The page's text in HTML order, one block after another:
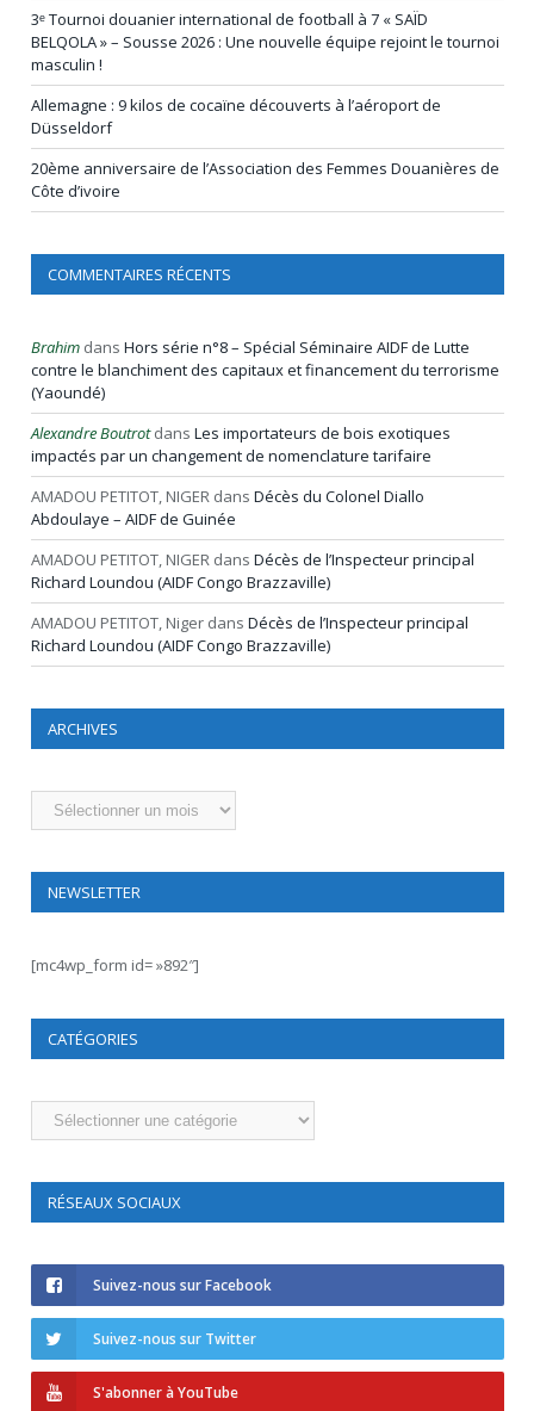
3ᵉ Tournoi douanier international de football à 7 « SAÏD
BELQOLA » – Sousse 2026 : Une nouvelle équipe rejoint le tournoi
masculin !
Allemagne : 9 kilos de cocaïne découverts à l’aéroport de
Düsseldorf
20ème anniversaire de l’Association des Femmes Douanières de
Côte d’ivoire
COMMENTAIRES RÉCENTS
Brahim dans Hors série n°8 – Spécial Séminaire AIDF de Lutte
contre le blanchiment des capitaux et financement du terrorisme
(Yaoundé)
Alexandre Boutrotdans Les importateurs de bois exotiques
impactés par un changement de nomenclature tarifaire
AMADOU PETITOT, NIGER dans Décès du Colonel Diallo
Abdoulaye – AIDF de Guinée
AMADOU PETITOT, NIGER dans Décès de l’Inspecteur principal
Richard Loundou (AIDF Congo Brazzaville)
AMADOU PETITOT, Niger dans Décès de l’Inspecteur principal
Richard Loundou (AIDF Congo Brazzaville)
ARCHIVES
Archives
NEWSLETTER
[mc4wp_form id= »892″]
CATÉGORIES
Catégories
RÉSEAUX SOCIAUX
Suivez-nous sur Facebook
Suivez-nous sur Twitter
S'abonner à YouTube